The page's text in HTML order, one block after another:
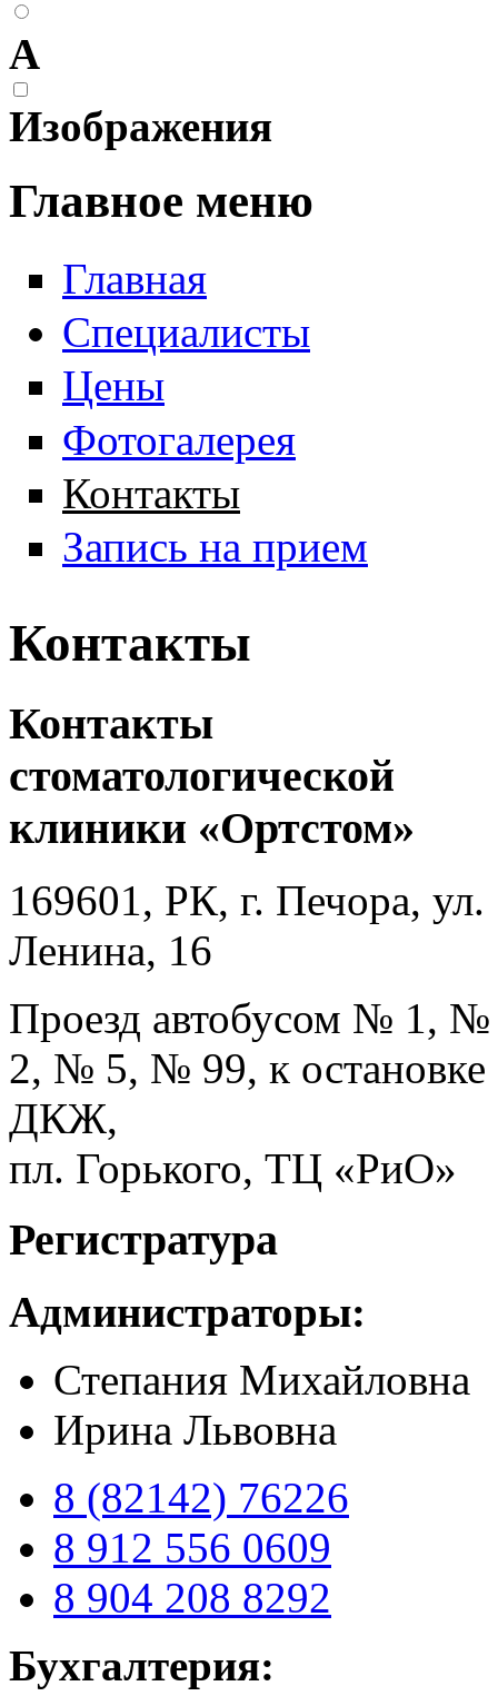
А
Изображения
Главное меню
Главная
Специалисты
Цены
Фотогалерея
Контакты
Запись на прием
Контакты
Контакты
стоматологической
клиники «Ортстом»
169601, РК, г. Печора, ул.
Ленина, 16
Проезд автобусом № 1, №
2, № 5, № 99, к остановке
ДКЖ,
пл. Горького, ТЦ «РиО»
Регистратура
Администраторы:
Степания Михайловна
Ирина Львовна
8 (82142) 76226
8 912 556 0609
8 904 208 8292
Бухгалтерия: